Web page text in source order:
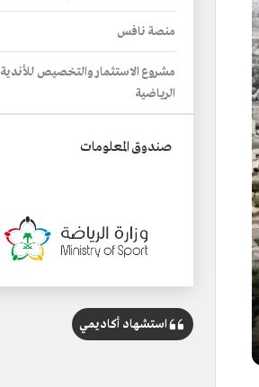
منصة نافس
مشروع الاستثمار والتخصيص للأندية
الرياضية
صندوق المعلومات
الاسم
استشهاد أكاديمي